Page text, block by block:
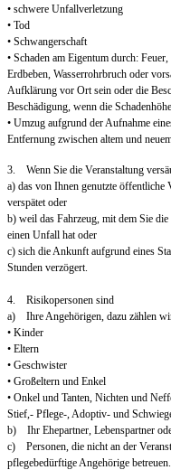
• schwere Unfallverletzung
• Tod
• Schwangerschaft
• Schaden am Eigentum durch:
Erdbeben, Wasserrohrbruch oder
Aufklärung vor Ort sein oder die
Beschädigung, wenn die
• Umzug aufgrund der Aufnahme
Entfernung zwischen altem und
3. Wenn Sie die Veranstaltung
a) das von Ihnen genutzte öffentliche
verspätet oder
b) weil das Fahrzeug, mit dem Sie
einen Unfall hat oder
c) sich die Ankunft aufgrund eines
Stunden verzögert.
4. Risikopersonen sind
a) Ihre Angehörigen, dazu zählen
• Kinder
• Eltern
• Geschwister
• Großeltern und Enkel
• Onkel und Tanten, Nichten und
Stief,- Pflege-, Adoptiv- und
b) Ihr Ehepartner, Lebenspartner
c) Personen, die nicht an der
pflegebedürftige Angehörige betreuen.